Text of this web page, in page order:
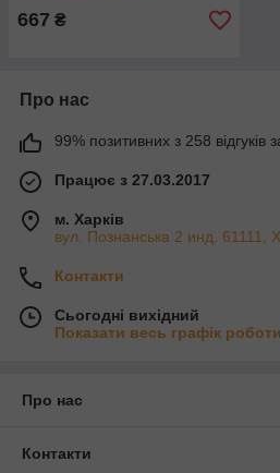
667 ₴
Про нас
99% позитивних з 258 відгуків
Працює з 27.03.2017
м. Харків
вул. Познанська 2 инд. 61111,
Контакти
Сьогодні вихідний
Показати весь графік роботи
Про нас
Контакти